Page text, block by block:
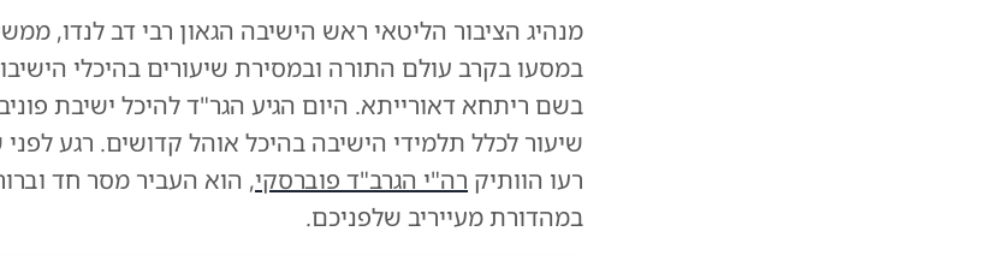
מנהיג הציבור הליטאי ראש הישיבה הגאון רבי דב לנדו,
במסעו בקרב עולם התורה ובמסירת שיעורים בהיכלי
בשם ריתחא דאורייתא. היום הגיע הגר"ד להיכל ישיבת
שיעור לכלל תלמידי הישיבה בהיכל אוהל קדושים. רגע
רעו הוותיק רה"י הגרב"ד פוברסקי, הוא העביר מסר חד
במהדורת מעייריב שלפניכם.